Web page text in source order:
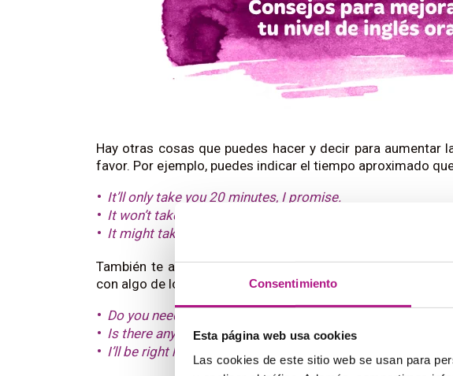
Consentimiento
Esta página web usa cookies
Las cookies de este sitio web se usan para
Hay otras cosas que puedes hacer y decir para aumentar
favor. Por ejemplo, puedes indicar el tiempo aproximado
It’ll only take you 20 minutes, I promise.
It won’t take more than an hour.
It might take a couple of hours.
También te ayudará indicar tu disponibilidad, que la
con algo de lo que no vas a estar pendiente:
Do you need me to do anything else?
Is there anything else I can do to make it easier?
I’ll be right here if you need me.